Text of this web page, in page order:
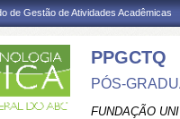
de Gestão de Atividades Acadêmicas
PPGCTQ
PÓS-
FUNDAÇÃO